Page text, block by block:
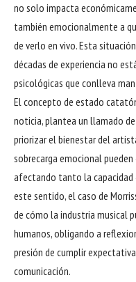
no solo impacta
también emocionalmente a
de verlo en vivo. Esta
décadas de experiencia no
psicológicas que conlleva
El concepto de estado
noticia, plantea un llamado
priorizar el bienestar del
sobrecarga emocional
afectando tanto la capacidad
este sentido, el caso de
de cómo la industria musical
humanos, obligando a
presión de cumplir
comunicación.